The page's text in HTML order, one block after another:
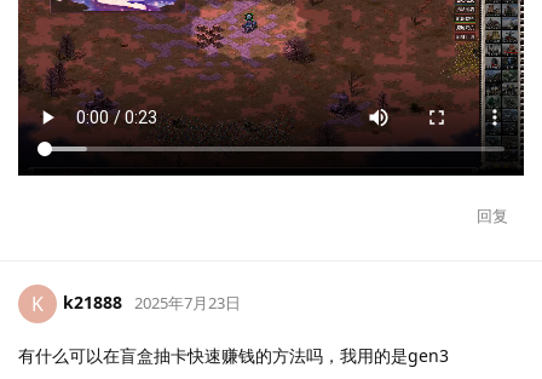
回复
K k21888 2025年7月23日
有什么可以在盲盒抽卡快速赚钱的方法吗，我用的是gen3